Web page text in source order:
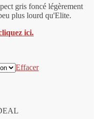
gris foncé légèrement
plus lourd qu'Elite.
ici.
Effacer